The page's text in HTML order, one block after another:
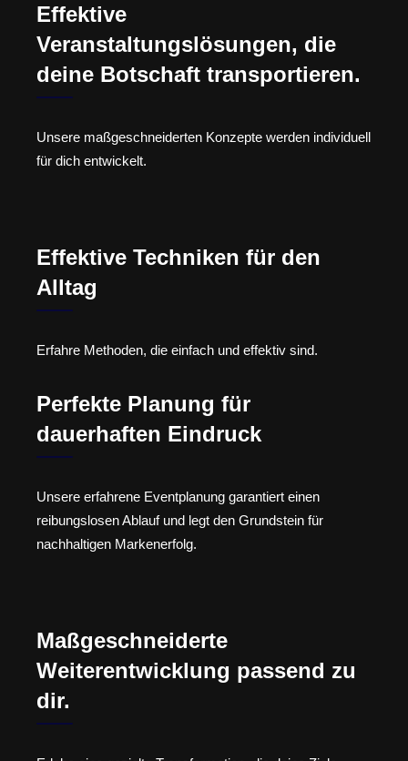
Effektive
Veranstaltungslösungen, die
deine Botschaft transportieren.
Unsere maßgeschneiderten Konzepte werden individuell
für dich entwickelt.
Effektive Techniken für den
Alltag
Erfahre Methoden, die einfach und effektiv sind.
Perfekte Planung für
dauerhaften Eindruck
Unsere erfahrene Eventplanung garantiert einen
reibungslosen Ablauf und legt den Grundstein für
nachhaltigen Markenerfolg.
Maßgeschneiderte
Weiterentwicklung passend zu
dir.